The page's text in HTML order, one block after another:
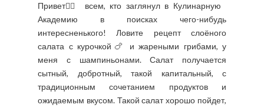
Привет🙋‍♀️ всем, кто заглянул в Кулинарную
Академию в поисках чего-нибудь
интересненького! Ловите рецепт слоёного
салата с курочкой🍗 и жареными грибами, у
меня с шампиньонами. Салат получается
сытный, добротный, такой капитальный, с
традиционным сочетанием продуктов и
ожидаемым вкусом. Такой салат хорошо пойдет,